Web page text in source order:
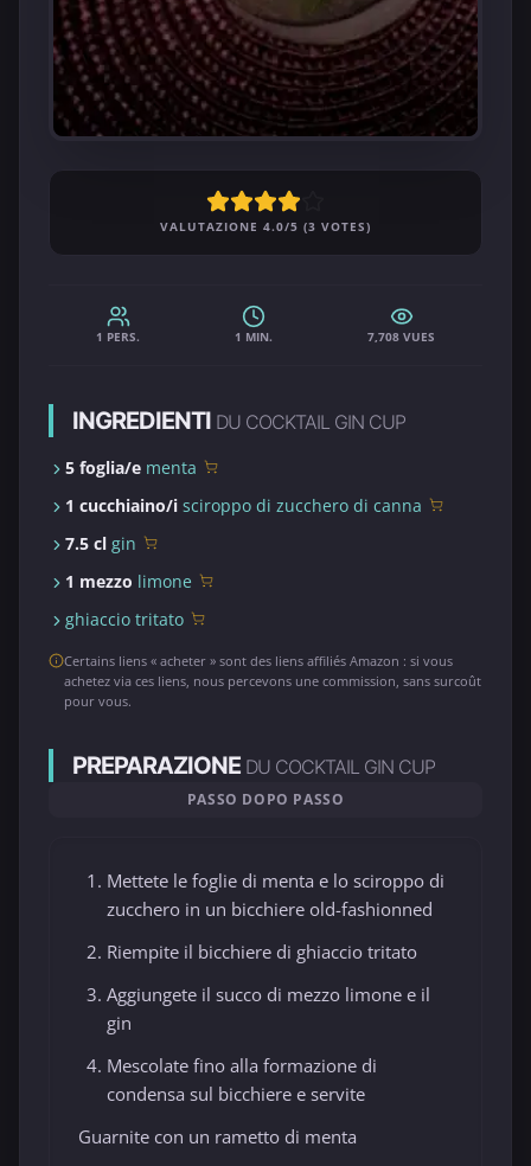
VALUTAZIONE 4.0/5 (3 VOTES)
1 PERS. 1 MIN. 7,708 VUES
INGREDIENTI DU COCKTAIL GIN CUP
5 foglia/e menta
1 cucchiaino/i sciroppo di zucchero di canna
7.5 cl gin
1 mezzo limone
ghiaccio tritato
Certains liens « acheter » sont des liens affiliés Amazon : si vous
achetez via ces liens, nous percevons une commission, sans surcoût
pour vous.
PREPARAZIONE DU COCKTAIL GIN CUP
PASSO DOPO PASSO
Mettete le foglie di menta e lo sciroppo di
zucchero in un bicchiere old-fashionned
Riempite il bicchiere di ghiaccio tritato
Aggiungete il succo di mezzo limone e il
gin
Mescolate fino alla formazione di
condensa sul bicchiere e servite
Guarnite con un rametto di menta